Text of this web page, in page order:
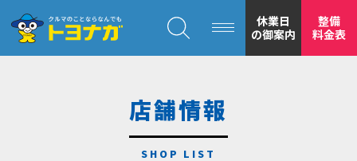
休業日
の御案内
整備
料金表
店舗情報